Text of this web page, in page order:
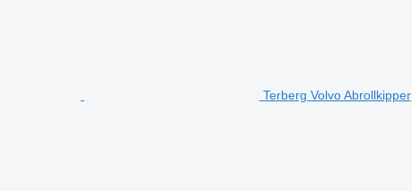
Terberg Volvo Abrollkipper